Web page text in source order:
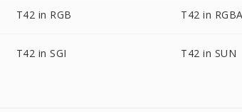
T42 in RGB T42 in
T42 in SGI T42 in SUN